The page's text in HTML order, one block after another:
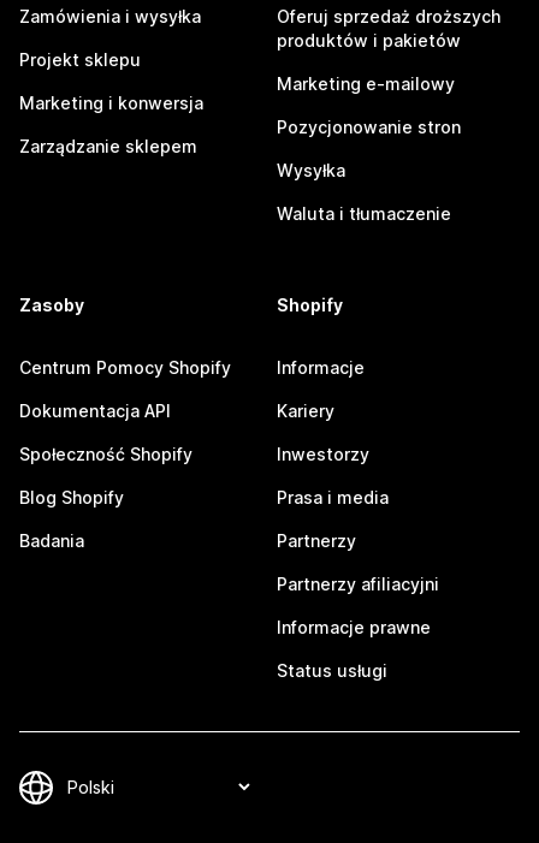
Zamówienia i wysyłka
Projekt sklepu
Marketing i konwersja
Zarządzanie sklepem
Oferuj sprzedaż droższych
produktów i pakietów
Marketing e-mailowy
Pozycjonowanie stron
Wysyłka
Waluta i tłumaczenie
Zasoby
Centrum Pomocy Shopify
Dokumentacja API
Społeczność Shopify
Blog Shopify
Badania
Shopify
Informacje
Kariery
Inwestorzy
Prasa i media
Partnerzy
Partnerzy afiliacyjni
Informacje prawne
Status usługi